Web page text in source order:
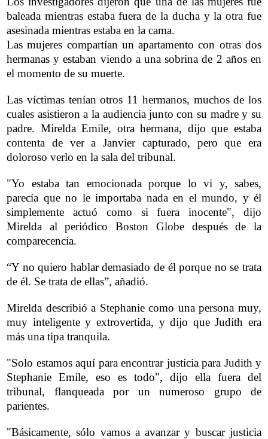
baleada mientras estaba fuera de la ducha y la otra fue
asesinada mientras estaba en la cama.
Las mujeres compartían un apartamento con otras dos
hermanas y estaban viendo a una sobrina de 2 años en
el momento de su muerte.
Las víctimas tenían otros 11 hermanos, muchos de los
cuales asistieron a la audiencia junto con su madre y su
padre. Mirelda Emile, otra hermana, dijo que estaba
contenta de ver a Janvier capturado, pero que era
doloroso verlo en la sala del tribunal.
"Yo estaba tan emocionada porque lo vi y, sabes,
parecía que no le importaba nada en el mundo, y él
simplemente actuó como si fuera inocente", dijo
Mirelda al periódico Boston Globe después de la
comparecencia.
“Y no quiero hablar demasiado de él porque no se trata
de él. Se trata de ellas”, añadió.
Mirelda describió a Stephanie como una persona muy,
muy inteligente y extrovertida, y dijo que Judith era
más una tipa tranquila.
"Solo estamos aquí para encontrar justicia para Judith y
Stephanie Emile, eso es todo", dijo ella fuera del
tribunal, flanqueada por un numeroso grupo de
parientes.
"Básicamente, sólo vamos a avanzar y buscar justicia